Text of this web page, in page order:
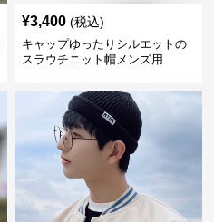
¥3,400 (税込)
キャップゆったりシルエットの
スラウチニット帽メンズ用